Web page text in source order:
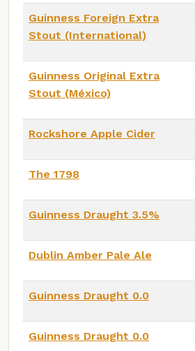
Guinness Foreign Extra
Stout (International)
Guinness Original Extra
Stout (México)
Rockshore Apple Cider
The 1798
Guinness Draught 3.5%
Dublin Amber Pale Ale
Guinness Draught 0.0
Guinness Draught 0.0